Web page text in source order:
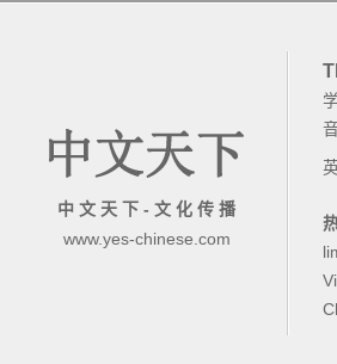
中 文 天 下 - 文 化 传 播
www.yes-chinese.com